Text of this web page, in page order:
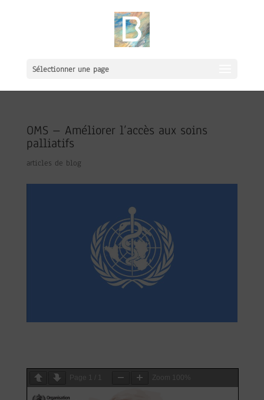
Sélectionner une page
OMS – Améliorer l’accès aux soins
palliatifs
articles de blog
Page Zoom